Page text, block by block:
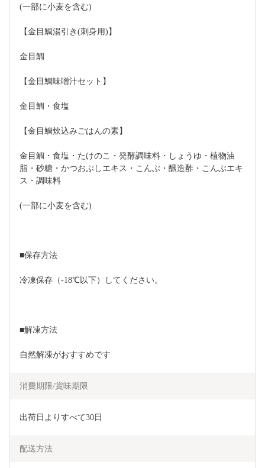
(一部に小麦を含む)
【金目鯛湯引き(刺身用)】
金目鯛
【金目鯛味噌汁セット】
金目鯛・食塩
【金目鯛炊込みごはんの素】
金目鯛・食塩・たけのこ・発酵調味料・しょうゆ・植物油
脂・砂糖・かつおぶしエキス・こんぶ・醸造酢・こんぶエキ
ス・調味料
(一部に小麦を含む)
■保存方法
冷凍保存（-18℃以下）してください。
■解凍方法
自然解凍がおすすめです
消費期限/賞味期限
出荷日よりすべて30日
配送方法